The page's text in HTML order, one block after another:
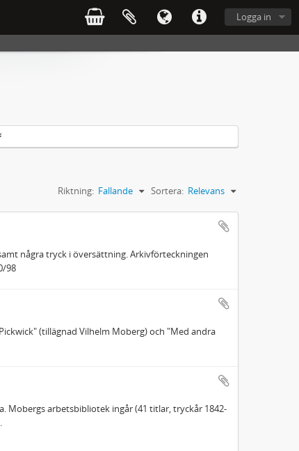
Logga in
Sortera: Relevans
Riktning: Fallande
några tryck i översättning. Arkivförteckningen
98
(tillägnad Vilhelm Moberg) och "Med andra
Mobergs arbetsbibliotek ingår (41 titlar, tryckår 1842-